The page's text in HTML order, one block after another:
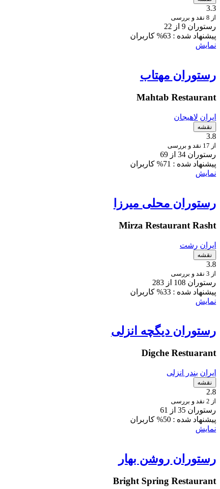
3.3
از 8 نقد و بررسی
رستوران 9 از 22
پیشنهاد شده : 63% کاربران
نمایش
رستوران مهتاب
Mahtab Restaurant
ایران لاهیجان
نقشه
3.8
از 17 نقد و بررسی
رستوران 34 از 69
پیشنهاد شده : 71% کاربران
نمایش
رستوران محلی میرزا
Mirza Restaurant Rasht
ایران رشت
نقشه
3.8
از 3 نقد و بررسی
رستوران 108 از 283
پیشنهاد شده : 33% کاربران
نمایش
رستوران دیگچه انزلی
Digche Restuarant
ایران بندر انزلی
نقشه
2.8
از 2 نقد و بررسی
رستوران 35 از 61
پیشنهاد شده : 50% کاربران
نمایش
رستوران روشن بهار
Bright Spring Restaurant